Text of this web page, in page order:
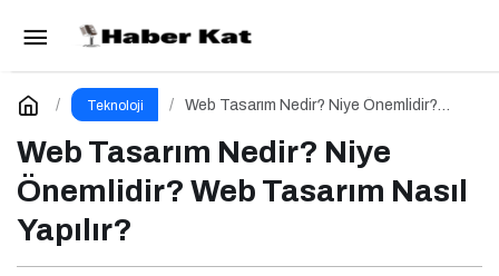
Teknoloji
Web Tasarım Nedir? Niye Önemlidir?
Web Tasarım Nedir? Niye
Önemlidir? Web Tasarım Nasıl
Yapılır?
Arama Motoru Pazarlaması Nedir?
Yorum Yap